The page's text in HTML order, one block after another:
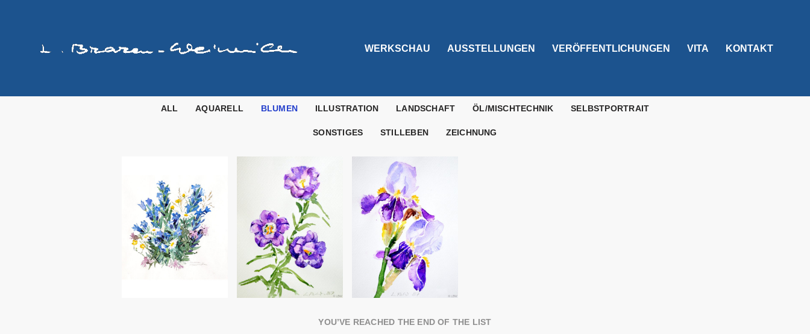
WERKSCHAU AUSSTELLUNGEN VERÖFFENTLICHUNGEN VITA KONTAKT
ALL AQUARELL BLUMEN ILLUSTRATION LANDSCHAFT ÖL/MISCHTECHNIK SELBSTPORTRAIT
SONSTIGES STILLEBEN ZEICHNUNG
YOU’VE REACHED THE END OF THE LIST